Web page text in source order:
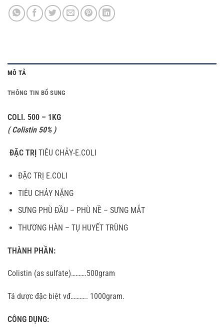
MÔ TẢ
THÔNG TIN BỔ SUNG
COLI. 500 – 1KG
( Colistin 50% )
ĐẶC TRỊ TIÊU CHẢY-E.COLI
ĐẶC TRỊ E.COLI
TIÊU CHẢY NẶNG
SƯNG PHÙ ĐẦU – PHÙ NỀ – SƯNG MẮT
THƯƠNG HÀN – TỤ HUYẾT TRÙNG
THÀNH PHẦN:
Colistin (as sulfate)……….500gram
Tá dược đặc biệt vđ……….. 1000gram.
CÔNG DỤNG: